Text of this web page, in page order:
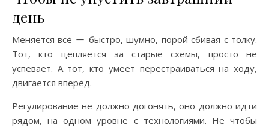
день
Меняется всё ー быстро, шумно, порой сбивая с толку.
Тот, кто цепляется за старые схемы, просто не
успевает. А тот, кто умеет перестраиваться на ходу,
двигается вперёд.
Регулирование не должно догонять, оно должно идти
рядом, на одном уровне с технологиями. Не чтобы